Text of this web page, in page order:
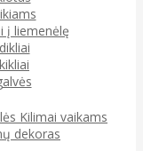
į liemenėlę
Kilimai vaikams
dekoras